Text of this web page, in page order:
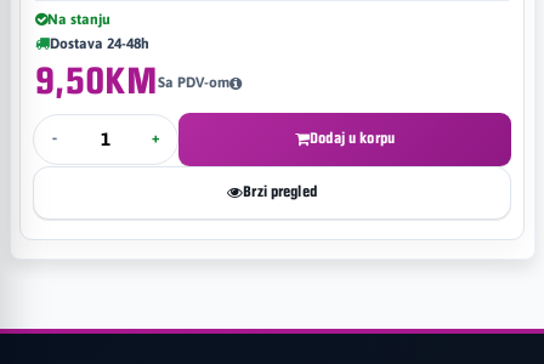
Na stanju
Dostava 24-48h
9,50KMSa PDV-om
- + Dodaj u korpu
Brzi pregled